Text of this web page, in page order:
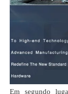
Em segundo